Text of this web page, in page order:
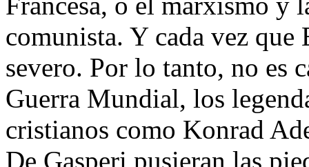
comunista. Y cada vez
severo. Por lo tanto, no es
Guerra Mundial, los
cristianos como Konrad
De Gasperi pusieran las